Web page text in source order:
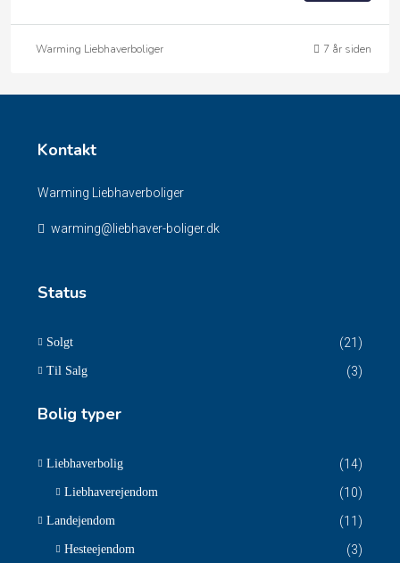
Warming Liebhaverboliger 7 år siden
Kontakt
Warming Liebhaverboliger
warming@liebhaver-boliger.dk
Status
Solgt (21)
Til Salg (3)
Bolig typer
Liebhaverbolig (14)
Liebhaverejendom (10)
Landejendom (11)
Hesteejendom (3)